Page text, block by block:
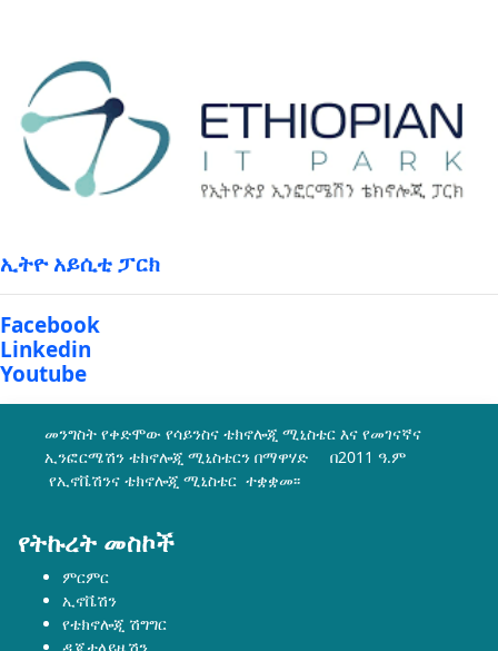
ኢትዮ አይሲቲ ፓርክ
Facebook
Linkedin
Youtube
መንግስት የቀድሞው የሳይንስና ቴክኖሎጂ ሚኒስቴር እና የመገናኛና
ኢንፎርሜሽን ቴክኖሎጂ ሚኒስቴርን በማዋሃድ በ2011 ዓ.ም
የኢኖቬሽንና ቴክኖሎጂ ሚኒስቴር ተቋቋመ፡፡
የትኩረት መስኮች
ምርምር
ኢኖቬሽን
የቴክኖሎጂ ሽግግር